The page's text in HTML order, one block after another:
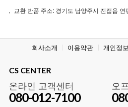
교환 반품 주소: 경기도 남양주시 진접읍
회사소개 이용약관 개인정
CS CENTER
온라인 고객센터
080-012-7100
오